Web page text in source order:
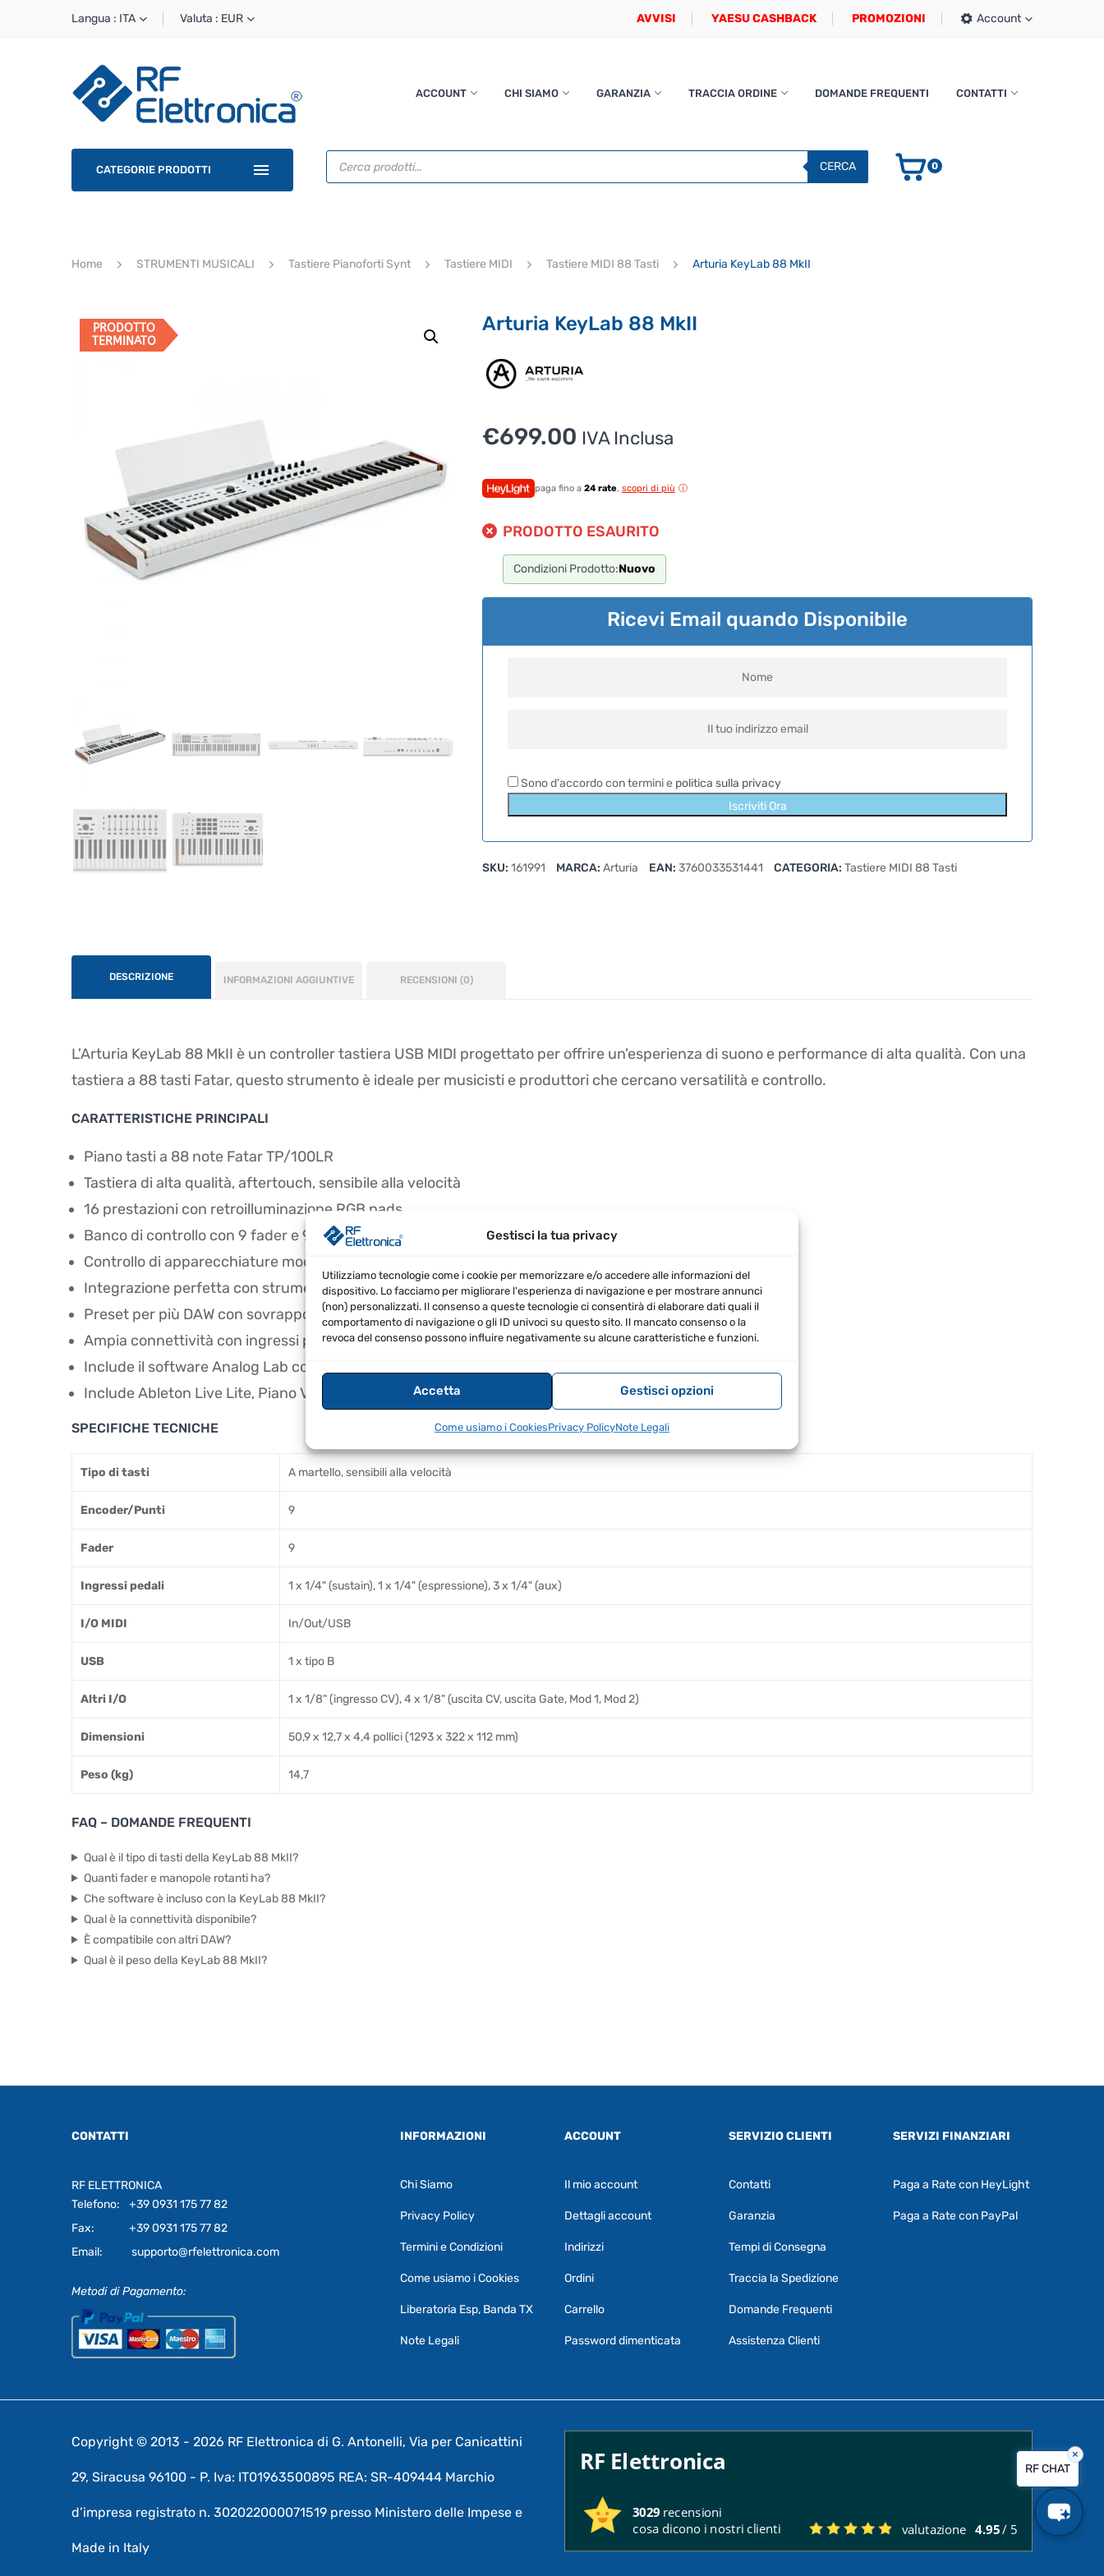
Gestisci la tua privacy
Utilizziamo tecnologie come i cookie per memorizzare e/o accedere alle informazioni del
dispositivo. Lo facciamo per migliorare l'esperienza di navigazione e per mostrare annunci
(non) personalizzati. Il consenso a queste tecnologie ci consentirà di elaborare dati quali il
comportamento di navigazione o gli ID univoci su questo sito. Il mancato consenso o la
revoca del consenso possono influire negativamente su alcune caratteristiche e funzioni.
Accetta Gestisci opzioni
Come usiamo i CookiesPrivacy PolicyNote Legali
Langua : ITA Valuta : EUR AVVISI YAESU CASHBACK PROMOZIONI Account
ACCOUNT CHI SIAMO GARANZIA TRACCIA ORDINE DOMANDE FREQUENTI CONTATTI
CATEGORIE PRODOTTI
Ricerca
prodotti
CERCA 0
Home STRUMENTI MUSICALI Tastiere Pianoforti Synt Tastiere MIDI Tastiere MIDI 88 Tasti Arturia KeyLab 88 MkII
PRODOTTO
TERMINATO
Arturia KeyLab 88 MkII
€699.00 IVA Inclusa
paga fino a 24 rate, scopri di più
PRODOTTO ESAURITO
Condizioni Prodotto:Nuovo
Ricevi Email quando Disponibile
Sono d'accordo con termini e politica sulla privacy
Iscriviti Ora
SKU: 161991 MARCA: Arturia EAN: 3760033531441 CATEGORIA: Tastiere MIDI 88 Tasti
DESCRIZIONE INFORMAZIONI AGGIUNTIVE RECENSIONI (0)
L'Arturia KeyLab 88 MkII è un controller tastiera USB MIDI progettato per offrire un'esperienza di suono e performance di alta qualità. Con una
tastiera a 88 tasti Fatar, questo strumento è ideale per musicisti e produttori che cercano versatilità e controllo.
CARATTERISTICHE PRINCIPALI
Piano tasti a 88 note Fatar TP/100LR
Tastiera di alta qualità, aftertouch, sensibile alla velocità
16 prestazioni con retroilluminazione RGB pads
Banco di controllo con 9 fader e 9 manopole rotanti
Controllo di apparecchiature modulari con 4 uscite CV/Gate
Integrazione perfetta con strumenti software Arturia
Preset per più DAW con sovrapposizioni magnetiche
Ampia connettività con ingressi per pedali e MIDI
Include il software Analog Lab con 7000 suoni
Include Ableton Live Lite, Piano V, Wurli V e Vox Continental V
SPECIFICHE TECNICHE
Tipo di tasti A martello, sensibili alla velocità
Encoder/Punti 9
Fader 9
Ingressi pedali 1 x 1/4" (sustain), 1 x 1/4" (espressione), 3 x 1/4" (aux)
I/O MIDI In/Out/USB
USB 1 x tipo B
Altri I/O 1 x 1/8" (ingresso CV), 4 x 1/8" (uscita CV, uscita Gate, Mod 1, Mod 2)
Dimensioni 50,9 x 12,7 x 4,4 pollici (1293 x 322 x 112 mm)
Peso (kg) 14,7
FAQ – DOMANDE FREQUENTI
Qual è il tipo di tasti della KeyLab 88 MkII?
Quanti fader e manopole rotanti ha?
Che software è incluso con la KeyLab 88 MkII?
Qual è la connettività disponibile?
È compatibile con altri DAW?
Qual è il peso della KeyLab 88 MkII?
CONTATTI
RF ELETTRONICA
Telefono:
+39 0931 175 77 82
Fax:
+39 0931 175 77 82
Email:
supporto@rfelettronica.com
Metodi di Pagamento:
INFORMAZIONI
Chi Siamo
Privacy Policy
Termini e Condizioni
Come usiamo i Cookies
Liberatoria Esp, Banda TX
Note Legali
ACCOUNT
Il mio account
Dettagli account
Indirizzi
Ordini
Carrello
Password dimenticata
SERVIZIO CLIENTI
Contatti
Garanzia
Tempi di Consegna
Traccia la Spedizione
Domande Frequenti
Assistenza Clienti
SERVIZI FINANZIARI
Paga a Rate con HeyLight
Paga a Rate con PayPal
Copyright © 2013 - 2026 RF Elettronica di G. Antonelli, Via per Canicattini
29, Siracusa 96100 - P. Iva: IT01963500895 REA: SR-409444 Marchio
d’impresa registrato n. 302022000071519 presso Ministero delle Impese e
Made in Italy
RF Elettronica
3029 recensioni
cosa dicono i nostri clienti
valutazione 4.95/ 5
RF Assist
Puoi chiedermi informazioni generali o
specifiche su certi prodotti.
prodotto
RF CHAT
×